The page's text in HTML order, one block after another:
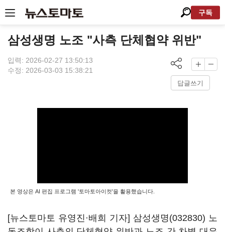
구독
삼성생명 노조 "사측 단체협약 위반"
입력: 2026-02-27 13:50:13
수정: 2026-03-03 15:38:21
답글쓰기
본 영상은 AI 편집 프로그램 '토마토아이컷'을 활용했습니다.
[뉴스토마토 유영진·배희 기자] 삼성생명(032830) 노